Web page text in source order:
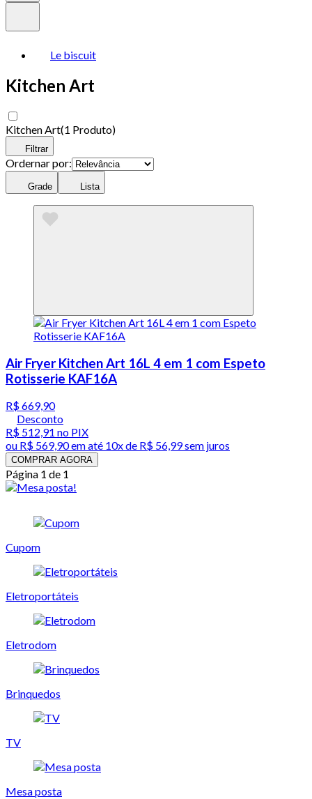
Le biscuit
Kitchen Art
Kitchen Art(1 Produto)
Filtrar
Ordernar por:
Grade Lista
Air Fryer Kitchen Art 16L 4 em 1 com Espeto
Rotisserie KAF16A
R$ 669,90
Desconto
R$ 512,91 no PIX
ou R$ 569,90em até 10x de R$ 56,99 sem juros
COMPRAR AGORA
Página 1 de 1
Cupom
Eletroportáteis
Eletrodom
Brinquedos
TV
Mesa posta